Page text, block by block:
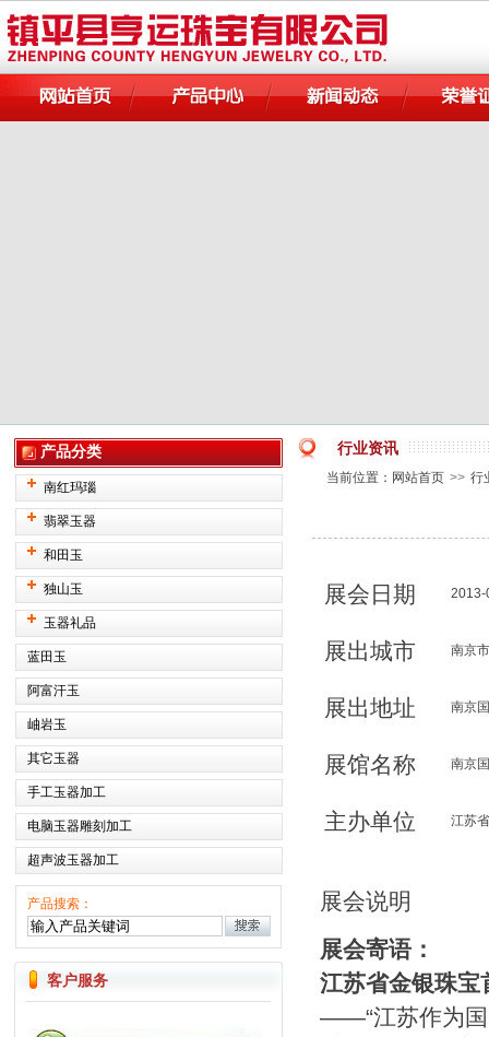
产品分类
南红玛瑙
翡翠玉器
和田玉
独山玉
玉器礼品
蓝田玉
阿富汗玉
岫岩玉
其它玉器
手工玉器加工
电脑玉器雕刻加工
超声波玉器加工
产品搜索：
客户服务
行业资讯
当前位置： 网站首页 >> 行
展会日期 2013-
展出城市 南京市
展出地址 南京
展馆名称 南京
主办单位 江苏
展会说明
展会寄语：
江苏省金银珠宝
——“江苏作为国